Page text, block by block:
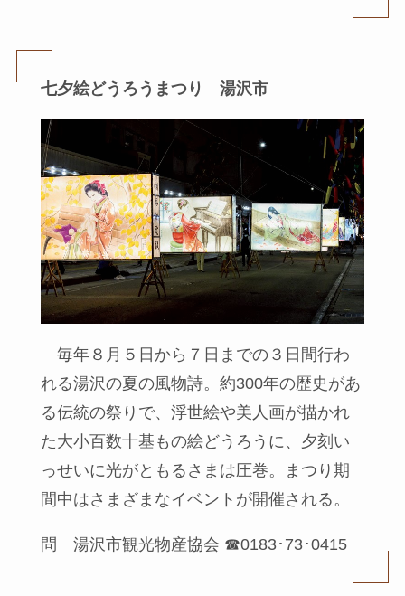
七夕絵どうろうまつり 湯沢市
毎年８月５日から７日までの３日間行わ
れる湯沢の夏の風物詩。約300年の歴史があ
る伝統の祭りで、浮世絵や美人画が描かれ
た大小百数十基もの絵どうろうに、夕刻い
っせいに光がともるさまは圧巻。まつり期
間中はさまざまなイベントが開催される。
問 湯沢市観光物産協会 ☎0183･73･0415